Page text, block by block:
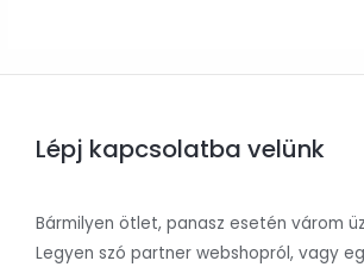
Lépj kapcsolatba velünk
Bármilyen ötlet, panasz esetén várom
Legyen szó partner webshopról, vagy